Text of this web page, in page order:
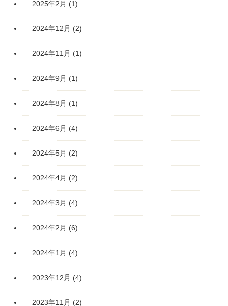
2025年2月 (1)
2024年12月 (2)
2024年11月 (1)
2024年9月 (1)
2024年8月 (1)
2024年6月 (4)
2024年5月 (2)
2024年4月 (2)
2024年3月 (4)
2024年2月 (6)
2024年1月 (4)
2023年12月 (4)
2023年11月 (2)